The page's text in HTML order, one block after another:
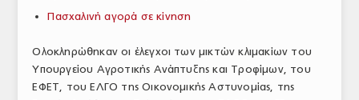
ΠΡΩΤΕΣ ΥΛΕΣ
ΕΞΟΠΛΙΣΜΟΣ
ΥΠΗΡΕΣΙΕΣ
Πασχαλινή αγορά σε κίνηση
Ολοκληρώθηκαν οι έλεγχοι των μικτών κλιμακίων του
Υπουργείου Αγροτικής Ανάπτυξης και Τροφίμων, του
ΕΦΕΤ, του ΕΛΓΟ της Οικονομικής Αστυνομίας, της